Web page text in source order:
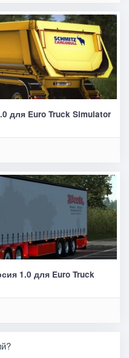
для Euro Truck Simulator
1.0 для Euro Truck